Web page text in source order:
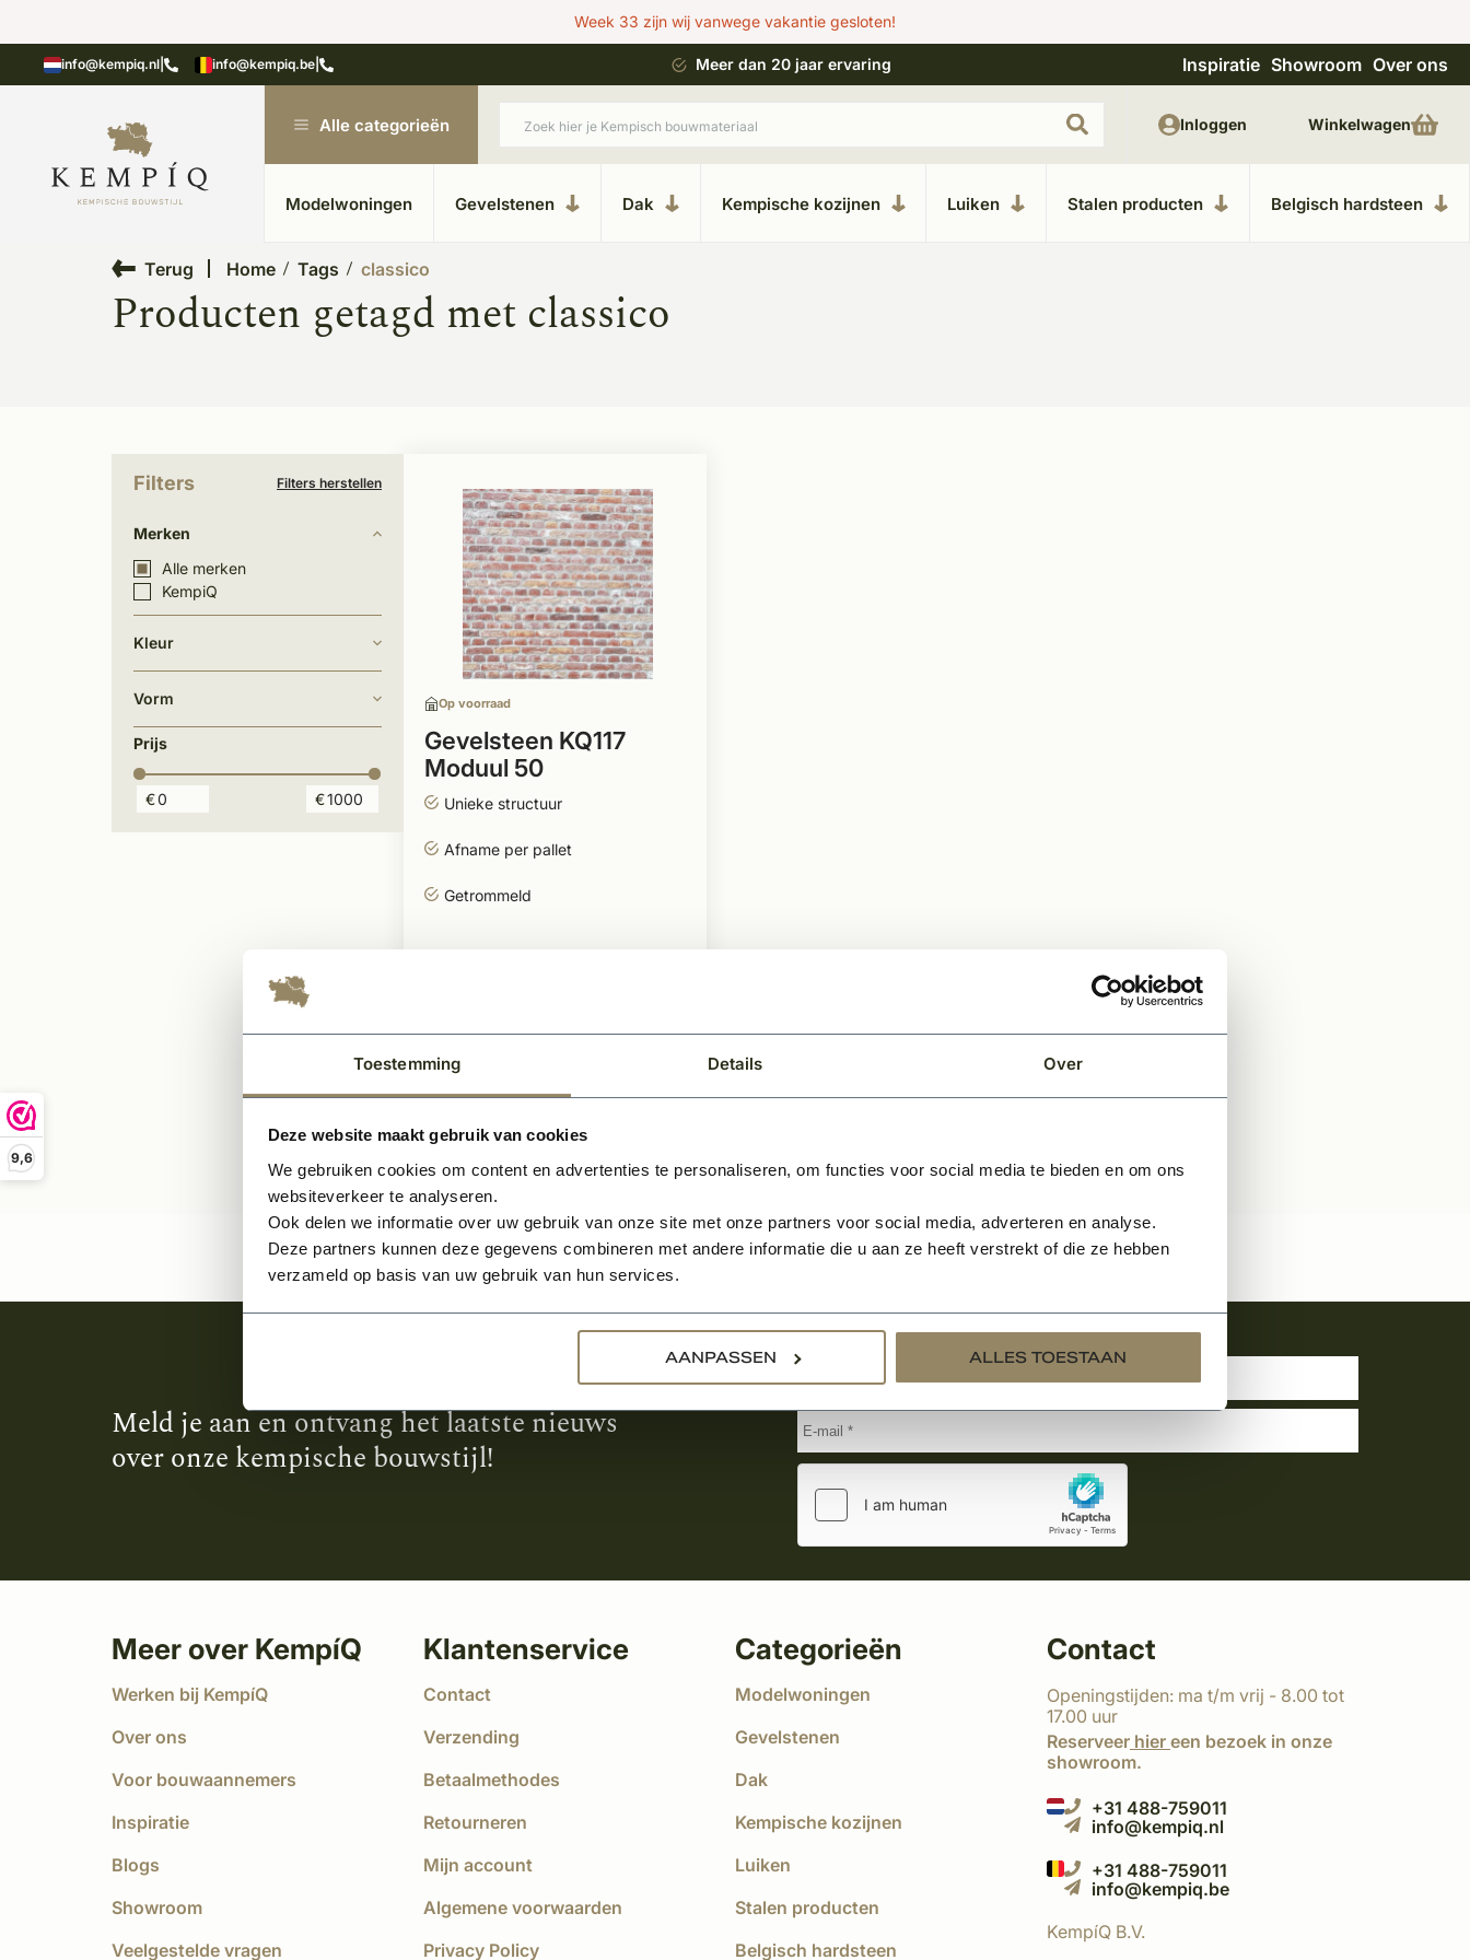
Toestemming Details Over
Deze website maakt gebruik van cookies
We gebruiken cookies om content en advertenties te personaliseren, om functies voor social media te bieden en om ons
websiteverkeer te analyseren.
Ook delen we informatie over uw gebruik van onze site met onze partners voor social media, adverteren en analyse.
Deze partners kunnen deze gegevens combineren met andere informatie die u aan ze heeft verstrekt of die ze hebben
verzameld op basis van uw gebruik van hun services.
AANPASSEN ALLES TOESTAAN
9,6
Week 33 zijn wij vanwege vakantie gesloten!
info@kempiq.nl info@kempiq.be
in Kesteren Unieke materialen in kempische bouwstijl Meer dan 20 jaar ervaring Uitgebreide showroom in Kesteren Unieke
Inspiratie Showroom Over ons
Alle categorieën
Modelwoningen Gevelstenen Dak Kempische kozijnen Luiken Stalen producten Belgisch hardsteen
Inloggen Winkelwagen
Terug Home Tags classico
Producten getagd met classico
Filters Filters herstellen
Merken
Alle merken
KempiQ
Kleur
Vorm
Prijs
€ €
Op voorraad
Gevelsteen KQ117
Moduul 50
Unieke structuur
Afname per pallet
Getrommeld
Meld je aan en ontvang het laatste nieuws
over onze kempische bouwstijl!
Meer over KempíQ
Werken bij KempíQ
Over ons
Voor bouwaannemers
Inspiratie
Blogs
Showroom
Veelgestelde vragen
Klantenservice
Contact
Verzending
Betaalmethodes
Retourneren
Mijn account
Algemene voorwaarden
Privacy Policy
Categorieën
Modelwoningen
Gevelstenen
Dak
Kempische kozijnen
Luiken
Stalen producten
Belgisch hardsteen
Contact
Openingstijden: ma t/m vrij - 8.00 tot
17.00 uur
Reserveer hier een bezoek in onze
showroom.
+31 488-759011
info@kempiq.nl
+31 488-759011
info@kempiq.be
KempíQ B.V.